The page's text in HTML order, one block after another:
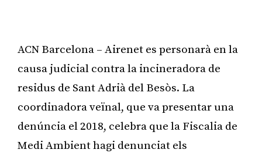
ACN Barcelona – Airenet es personarà en la
causa judicial contra la incineradora de
residus de Sant Adrià del Besòs. La
coordinadora veïnal, que va presentar una
denúncia el 2018, celebra que la Fiscalia de
Medi Ambient hagi denunciat els